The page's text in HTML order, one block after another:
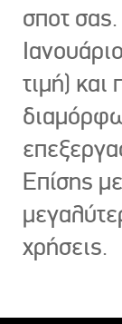
σποτ
τιμή) και
Επίσης
χρήσεις.